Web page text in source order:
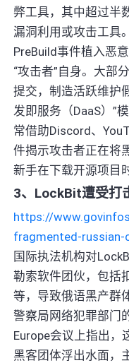
弊工具，其中超过半
漏洞利用或攻击工具
PreBuild事件植入恶
“攻击者”自身。大部
提交，制造活跃维护
发即服务（DaaS）”
常借助Discord、
件揭示攻击者正在将
新手在下载开源项目
3、LockBit遭受打
https://
fragmented-russian-
国际执法机构对
勒索软件团伙，包括
等，导致俄语黑产群
警察局网络犯罪部门
Europe会议上指出，
黑客团体浮出水面，